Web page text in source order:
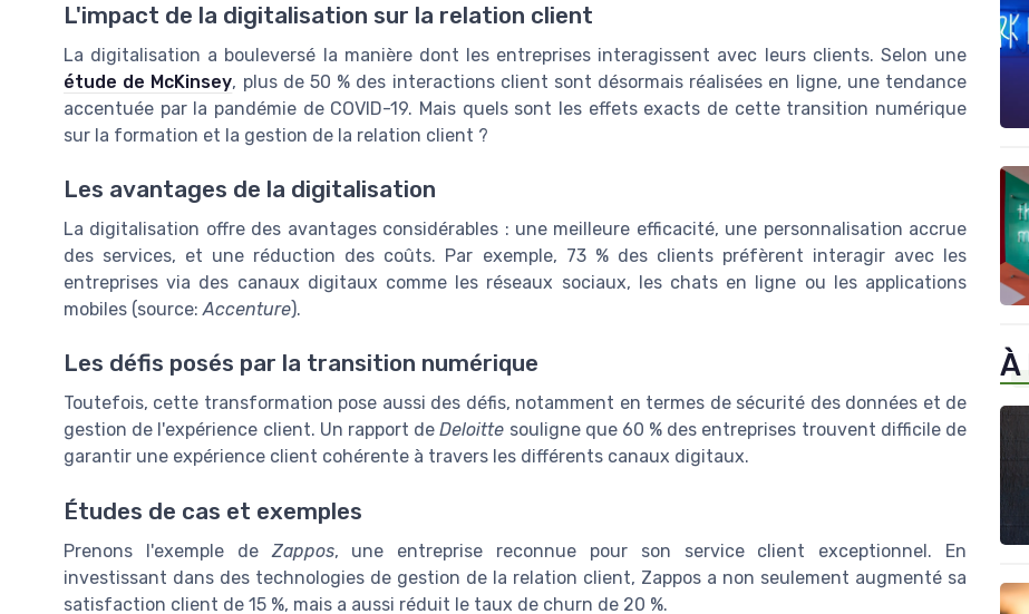
L'impact de la digitalisation sur la relation client
La digitalisation a bouleversé la manière dont les entreprises interagissent avec leurs clients. Selon une
étude de McKinsey, plus de 50 % des interactions client sont désormais réalisées en ligne, une tendance
accentuée par la pandémie de COVID-19. Mais quels sont les effets exacts de cette transition numérique
sur la formation et la gestion de la relation client ?
Les avantages de la digitalisation
La digitalisation offre des avantages considérables : une meilleure efficacité, une personnalisation accrue
des services, et une réduction des coûts. Par exemple, 73 % des clients préfèrent interagir avec les
entreprises via des canaux digitaux comme les réseaux sociaux, les chats en ligne ou les applications
mobiles (source:Accenture).
Les défis posés par la transition numérique
Toutefois, cette transformation pose aussi des défis, notamment en termes de sécurité des données et de
gestion de l'expérience client. Un rapport deDeloitte souligne que 60 % des entreprises trouvent difficile de
garantir une expérience client cohérente à travers les différents canaux digitaux.
Études de cas et exemples
Prenons l'exemple de Zappos, une entreprise reconnue pour son service client exceptionnel. En
investissant dans des technologies de gestion de la relation client, Zappos a non seulement augmenté sa
satisfaction client de 15 %, mais a aussi réduit le taux de churn de 20 %.
À